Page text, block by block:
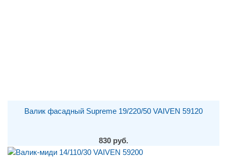
Валик фасадный Supreme 19/220/50 VAIVEN 59120
830 руб.